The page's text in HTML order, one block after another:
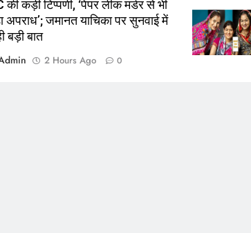
की कड़ी टिप्पणी, ‘पेपर लीक मर्डर से भी
अपराध’; जमानत याचिका पर सुनवाई में
बड़ी बात
2 Hours Ago 0